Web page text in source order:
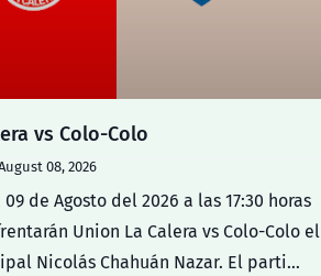
vs Colo-Colo
08, 2026
de Agosto del 2026 a las 17:30 horas
Union La Calera vs Colo-Colo el
Nicolás Chahuán Nazar. El parti…